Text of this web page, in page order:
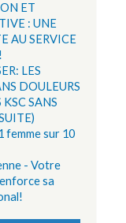
ET
: UNE
AU SERVICE
LES
DOULEURS
SANS
femme sur 10
- Votre
sa